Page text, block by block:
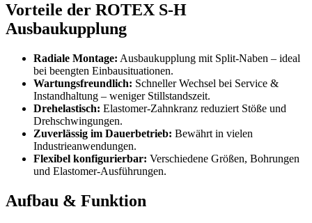
Vorteile der ROTEX S-H
Ausbaukupplung
Radiale Montage: Ausbaukupplung mit Split-Naben – ideal
bei beengten Einbausituationen.
Wartungsfreundlich: Schneller Wechsel bei Service &
Instandhaltung – weniger Stillstandszeit.
Drehelastisch: Elastomer-Zahnkranz reduziert Stöße und
Drehschwingungen.
Zuverlässig im Dauerbetrieb: Bewährt in vielen
Industrieanwendungen.
Flexibel konfigurierbar: Verschiedene Größen, Bohrungen
und Elastomer-Ausführungen.
Aufbau & Funktion